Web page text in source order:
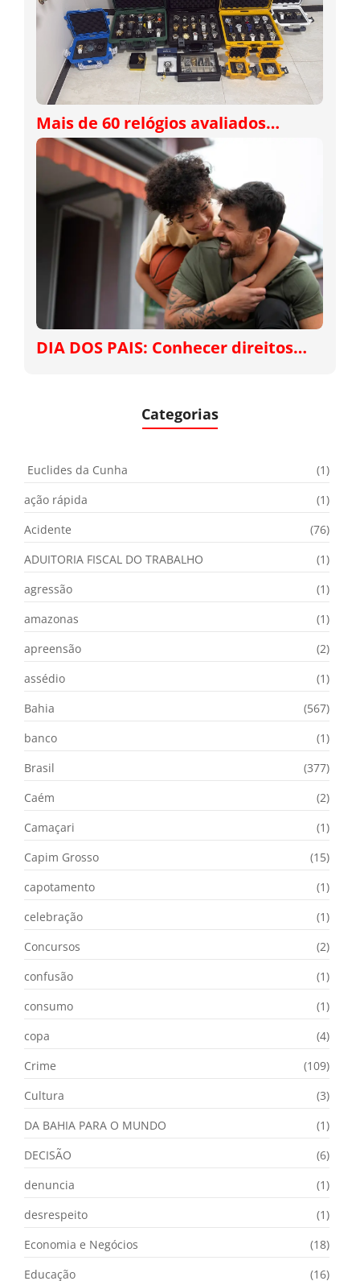
Mais de 60 relógios avaliados…
DIA DOS PAIS: Conhecer direitos…
Categorias
Euclides da Cunha
(1)
ação rápida
(1)
Acidente
(76)
ADUITORIA FISCAL DO TRABALHO
(1)
agressão
(1)
amazonas
(1)
apreensão
(2)
assédio
(1)
Bahia
(567)
banco
(1)
Brasil
(377)
Caém
(2)
Camaçari
(1)
Capim Grosso
(15)
capotamento
(1)
celebração
(1)
Concursos
(2)
confusão
(1)
consumo
(1)
copa
(4)
Crime
(109)
Cultura
(3)
DA BAHIA PARA O MUNDO
(1)
DECISÃO
(6)
denuncia
(1)
desrespeito
(1)
Economia e Negócios
(18)
Educação
(16)